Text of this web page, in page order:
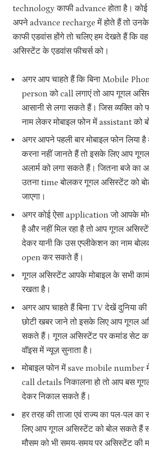
technology‌ काफी advance होता है। कोई
अपने advance recharge में होते हैं तो उनके
काफी एडवांस होंगे तो चलिए हम देखते हैं कि
असिस्टेंट के एडवांस फीचर्स को।
अगर आप चाहते हैं कि बिना Mobile
person को call लगाएं तो आप गूगल
आसानी से लगा सकते हैं। जिस व्यक्ति को
नाम लेकर मोबाइल फोन में assistant को
अगर आपने पहली बार मोबाइल फोन लिया
करना नहीं जानते हैं तो इसके लिए आप
अलार्म को लगा सकते हैं। जितना बजे का
उतना time बोलकर गूगल असिस्टेंट को
जाएगा।
अगर कोई ऐसा application जो आपके
है और नहीं मिल रहा है तो आप गूगल
देकर यानी कि उस एप्लीकेशन का नाम
open कर सकते हैं।
गूगल असिस्टेंट आपके मोबाइल के सभी
रखता है।
अगर आप चाहते हैं बिना TV देखें दुनिया की
छोटी खबर जाने तो इसके लिए आप गूगल
सकते हैं। गूगल असिस्टेंट पर कमांड सेट
वॉइस में न्यूज़ सुनाता है।
मोबाइल फोन में save mobile number
call details निकालना हो तो आप बस
देकर निकाल सकते हैं।
हर तरह की ताजा एवं राज्य का पल-पल का
लिए आप गूगल असिस्टेंट को बोल सकते हैं
मौसम को भी समय-समय पर असिस्टेंट की